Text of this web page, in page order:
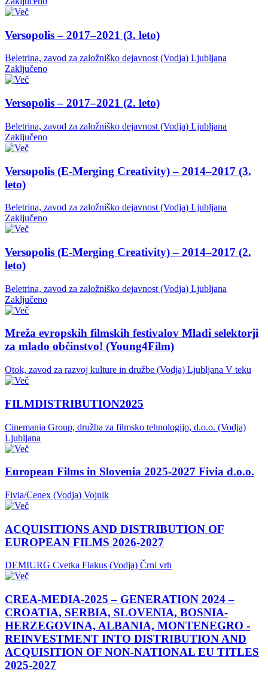
Versopolis – 2017–2021 (3. leto)
Beletrina, zavod za založniško dejavnost (Vodja) Ljubljana
Zaključeno
Versopolis – 2017–2021 (2. leto)
Beletrina, zavod za založniško dejavnost (Vodja) Ljubljana
Zaključeno
Versopolis (E-Merging Creativity) – 2014–2017 (3.
leto)
Beletrina, zavod za založniško dejavnost (Vodja) Ljubljana
Zaključeno
Versopolis (E-Merging Creativity) – 2014–2017 (2.
leto)
Beletrina, zavod za založniško dejavnost (Vodja) Ljubljana
Zaključeno
Mreža evropskih filmskih festivalov Mladi selektorji
za mlado občinstvo! (Young4Film)
Otok, zavod za razvoj kulture in družbe (Vodja) Ljubljana V teku
FILMDISTRIBUTION2025
Cinemania Group, družba za filmsko tehnologijo, d.o.o. (Vodja)
Ljubljana
European Films in Slovenia 2025-2027 Fivia d.o.o.
Fivia/Cenex (Vodja) Vojnik
ACQUISITIONS AND DISTRIBUTION OF
EUROPEAN FILMS 2026-2027
DEMIURG Cvetka Flakus (Vodja) Črni vrh
CREA-MEDIA-2025 – GENERATION 2024 –
CROATIA, SERBIA, SLOVENIA, BOSNIA-
HERZEGOVINA, ALBANIA, MONTENEGRO -
REINVESTMENT INTO DISTRIBUTION AND
ACQUISITION OF NON-NATIONAL EU TITLES
2025-2027